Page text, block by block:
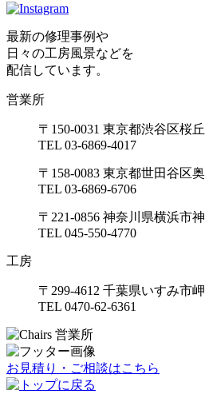
最新の修理事例や
日々の工房風景などを
配信しています。
営業所
〒150-0031 東京都渋谷区桜
TEL 03-6869-4017
〒158-0083 東京都世田谷区
TEL 03-6869-6706
〒221-0856 神奈川県横浜市
TEL 045-550-4770
工房
〒299-4612 千葉県いすみ市
TEL 0470-62-6361
お見積り・ご相談はこちら